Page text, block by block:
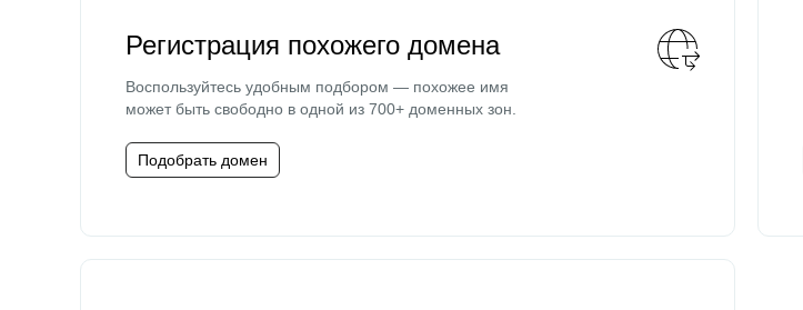
Регистрация похожего домена
Воспользуйтесь удобным подбором — похожее имя
может быть свободно в одной из 700+ доменных зон.
Подобрать домен